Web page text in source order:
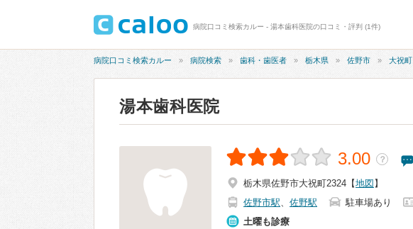
病院口コミ検索カルー - 湯本歯科医院の口コミ・評判 (1件)
病院口コミ検索カルー 病院検索 歯科・歯医者 栃木県 佐野市 大祝町
湯本歯科医院
3.00 ？
栃木県佐野市大祝町2324 【地図 】
佐野市駅、 佐野駅 駐車場あり
土曜も診療